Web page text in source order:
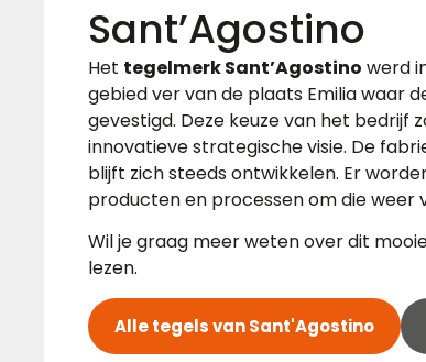
Sant’Agostino
Het tegelmerk Sant’Agostino werd
gebied ver van de plaats Emilia waar
gevestigd. Deze keuze van het
innovatieve strategische visie. De
blijft zich steeds ontwikkelen. Er
producten en processen om die weer
Wil je graag meer weten over dit
lezen.
Alle tegels van Sant'Agostino